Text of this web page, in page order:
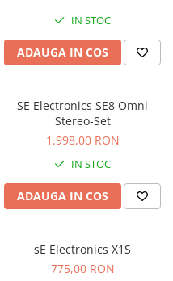
IN STOC
ADAUGA IN COS
SE Electronics SE8 Omni
Stereo-Set
1.998,00 RON
IN STOC
ADAUGA IN COS
sE Electronics X1S
775,00 RON